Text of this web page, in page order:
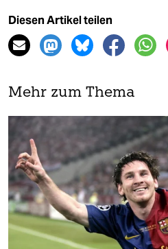
Diesen Artikel teilen
Mehr zum Thema